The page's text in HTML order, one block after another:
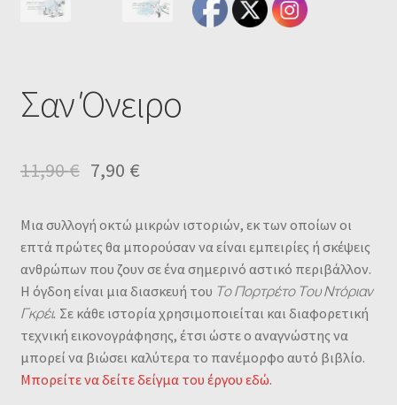
Σαν Όνειρο
11,90€ 7,90 €
Μια συλλογή οκτώ μικρών ιστοριών, εκ των οποίων οι
επτά πρώτες θα μπορούσαν να είναι εμπειρίες ή σκέψεις
ανθρώπων που ζουν σε ένα σημερινό αστικό περιβάλλον.
Η όγδοη είναι μια διασκευή του Το Πορτρέτο Του Ντόριαν
Γκρέι. Σε κάθε ιστορία χρησιμοποιείται και διαφορετική
τεχνική εικονογράφησης, έτσι ώστε ο αναγνώστης να
μπορεί να βιώσει καλύτερα το πανέμορφο αυτό βιβλίο.
Μπορείτε να δείτε δείγμα του έργου εδώ.